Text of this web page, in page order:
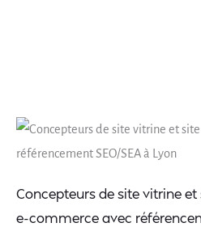
Concepteurs de site vitrine et
e-commerce avec